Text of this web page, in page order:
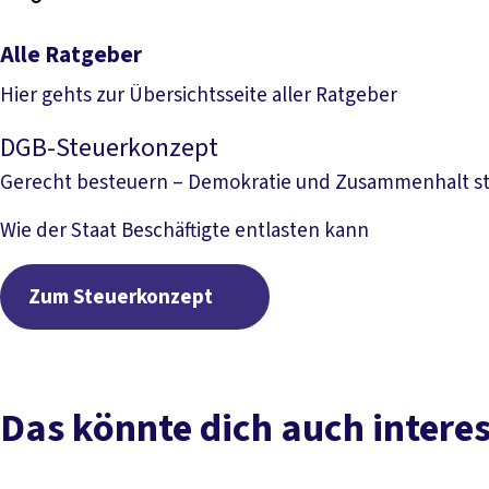
Alle Ratgeber
Hier gehts zur Übersichtsseite aller Ratgeber
Alle Ratgeber
DGB-Steuerkonzept
Gerecht besteuern – Demokratie und Zusammenhalt
Wie der Staat Beschäftigte entlasten kann
Zum Steuerkonzept
Das könnte dich auch